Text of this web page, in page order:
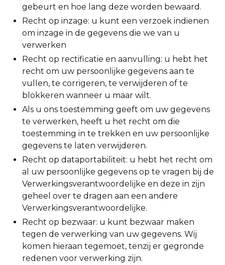
gebeurt en hoe lang deze worden bewaard.
Recht op inzage: u kunt een verzoek indienen
om inzage in de gegevens die we van u
verwerken
Recht op rectificatie en aanvulling: u hebt het
recht om uw persoonlijke gegevens aan te
vullen, te corrigeren, te verwijderen of te
blokkeren wanneer u maar wilt.
Als u ons toestemming geeft om uw gegevens
te verwerken, heeft u het recht om die
toestemming in te trekken en uw persoonlijke
gegevens te laten verwijderen.
Recht op dataportabiliteit: u hebt het recht om
al uw persoonlijke gegevens op te vragen bij de
Verwerkingsverantwoordelijke en deze in zijn
geheel over te dragen aan een andere
Verwerkingsverantwoordelijke.
Recht op bezwaar: u kunt bezwaar maken
tegen de verwerking van uw gegevens. Wij
komen hieraan tegemoet, tenzij er gegronde
redenen voor verwerking zijn.